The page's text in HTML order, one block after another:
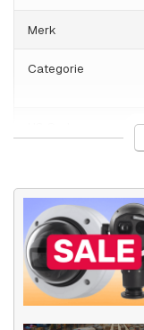
Merk
Categorie
Gewicht
Grootte (lxbxh)
Camera
eigenschappen